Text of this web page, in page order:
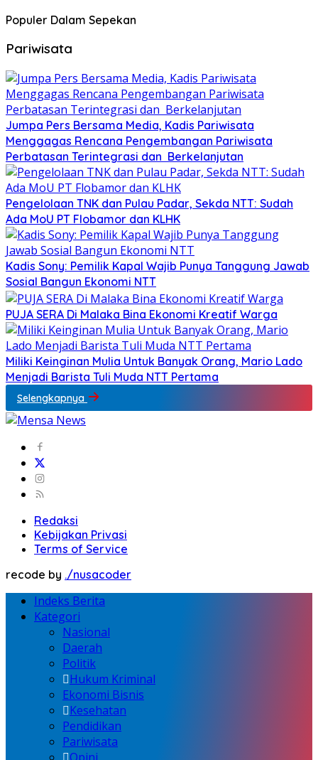
Populer Dalam Sepekan
Pariwisata
Jumpa Pers Bersama Media, Kadis Pariwisata
Menggagas Rencana Pengembangan Pariwisata
Perbatasan Terintegrasi dan Berkelanjutan
Pengelolaan TNK dan Pulau Padar, Sekda NTT: Sudah
Ada MoU PT Flobamor dan KLHK
Kadis Sony: Pemilik Kapal Wajib Punya Tanggung Jawab
Sosial Bangun Ekonomi NTT
PUJA SERA Di Malaka Bina Ekonomi Kreatif Warga
Miliki Keinginan Mulia Untuk Banyak Orang, Mario Lado
Menjadi Barista Tuli Muda NTT Pertama
Selengkapnya
Redaksi
Kebijakan Privasi
Terms of Service
recode by ./nusacoder
Indeks Berita
Kategori
Nasional
Daerah
Politik
Hukum Kriminal
Ekonomi Bisnis
Kesehatan
Pendidikan
Pariwisata